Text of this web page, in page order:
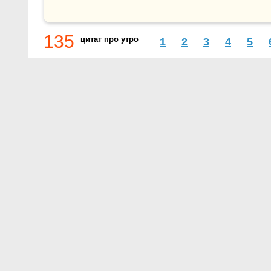
135 цитат про утро 1 2 3 4 5